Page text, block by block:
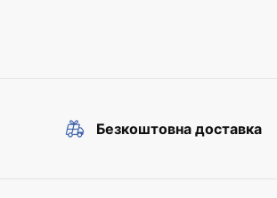
Безкоштовна доставка